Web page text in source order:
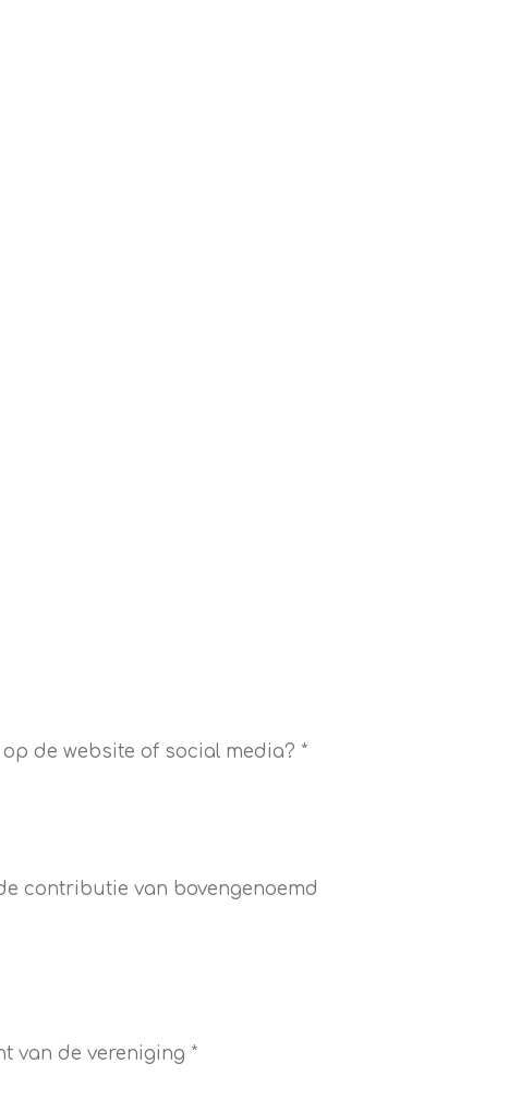
de website of social media? *
contributie van bovengenoemd
van de vereniging *